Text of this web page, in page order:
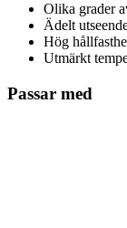
Olika grader
Ädelt
Hög
Utmärkt
Passar med